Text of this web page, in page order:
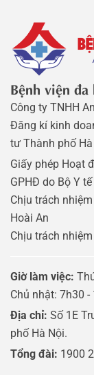
Bệnh viện
Công ty TNHH
Đăng kí kinh
tư Thành phố
Giấy phép Hoạt
GPHĐ do Bộ Y
Chịu trách
Hoài An
Chịu trách
Giờ làm việc:
Chủ nhật: 7h30
Địa chỉ: Số 1E
phố Hà Nội.
Tổng đài: 1900